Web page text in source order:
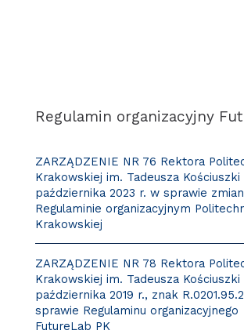
Regulamin organizacyjny
ZARZĄDZENIE NR 76 Rektora
Krakowskiej im. Tadeusza Kościuszki
października 2023 r. w sprawie
Regulaminie organizacyjnym
Krakowskiej
ZARZĄDZENIE NR 78 Rektora
Krakowskiej im. Tadeusza Kościuszki
października 2019 r., znak
sprawie Regulaminu organizacyjnego
FutureLab PK